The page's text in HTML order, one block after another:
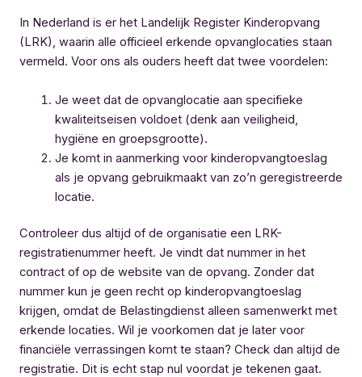
In Nederland is er het Landelijk Register Kinderopvang
(LRK), waarin alle officieel erkende opvanglocaties staan
vermeld. Voor ons als ouders heeft dat twee voordelen:
Je weet dat de opvanglocatie aan specifieke
kwaliteitseisen voldoet (denk aan veiligheid,
hygiëne en groepsgrootte).
Je komt in aanmerking voor kinderopvangtoeslag
als je opvang gebruikmaakt van zo’n geregistreerde
locatie.
Controleer dus altijd of de organisatie een LRK-
registratienummer heeft. Je vindt dat nummer in het
contract of op de website van de opvang. Zonder dat
nummer kun je geen recht op kinderopvangtoeslag
krijgen, omdat de Belastingdienst alleen samenwerkt met
erkende locaties. Wil je voorkomen dat je later voor
financiële verrassingen komt te staan? Check dan altijd de
registratie. Dit is echt stap nul voordat je tekenen gaat.